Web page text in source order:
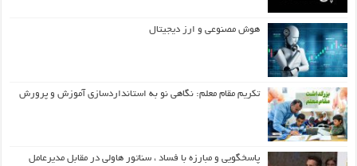
هوش مصنوعی و ارز دیجیتال
تکریم مقام معلم: نگاهی نو به استانداردسازی آموزش و پرورش
پاسخگویی و مبارزه با فساد ، سناتور هاولی در مقابل مدیرعامل